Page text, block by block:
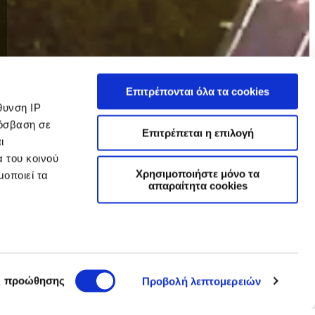
IP
σε
του κοινού
τα
προώθησης Προβολή λεπτομερειών
Επιτρέπονται όλα τα cookies
Επιτρέπεται η επιλογή
Χρησιμοποιήστε μόνο τα
απαραίτητα cookies